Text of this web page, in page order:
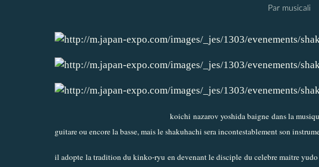
Par musicali
koichi nazarov yoshida baigne dans la
guitare ou encore la basse, mais le shakuhachi sera incontestablement son
il adopte la tradition du kinko-ryu en devenant le disciple du celebre maitre